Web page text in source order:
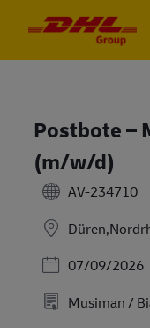
Postbote –
(m/w/d)
AV-234710
Posted Date
07/09/2026
Musiman /